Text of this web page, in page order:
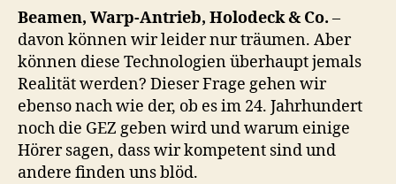
Die
Machbarkeit
von
Star
Trek-
Technologien
Beamen, Warp-Antrieb, Holodeck & Co. –
davon können wir leider nur träumen. Aber
können diese Technologien überhaupt jemals
Realität werden? Dieser Frage gehen wir
ebenso nach wie der, ob es im 24. Jahrhundert
noch die GEZ geben wird und warum einige
Hörer sagen, dass wir kompetent sind und
andere finden uns blöd.